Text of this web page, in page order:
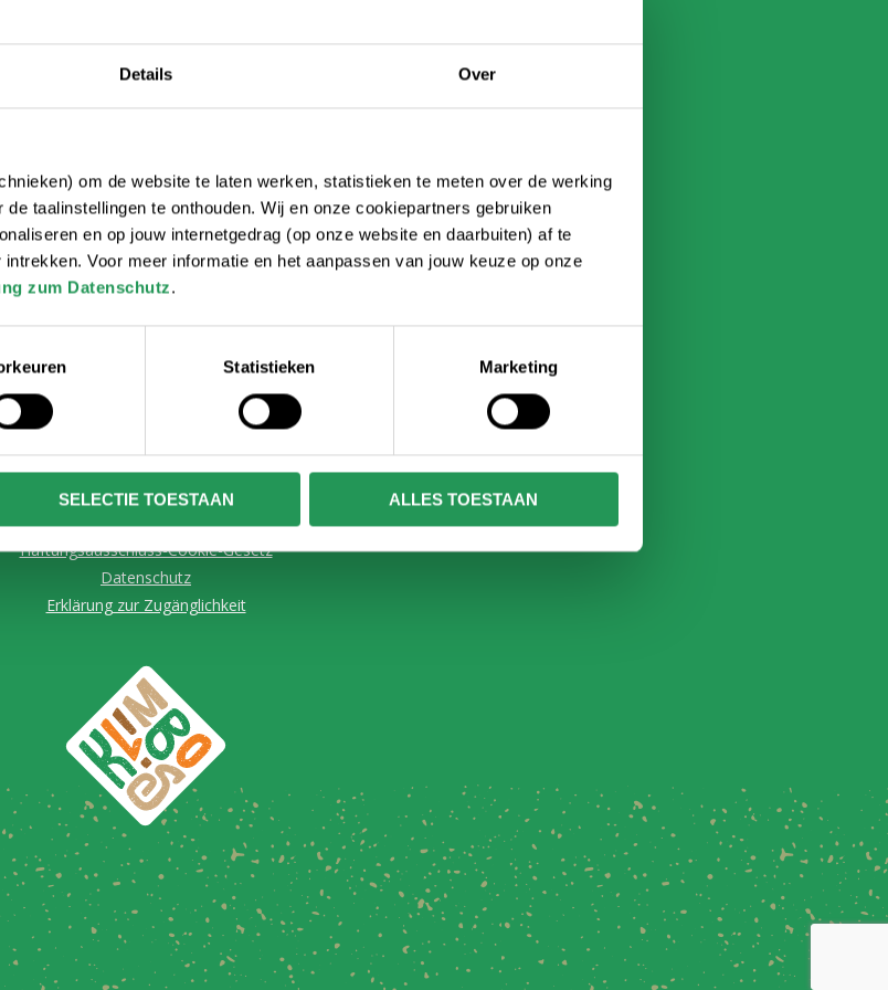
Details Over
om de website te laten werken, statistieken te meten over de werking
taalinstellingen te onthouden. Wij en onze cookiepartners gebruiken
en op jouw internetgedrag (op onze website en daarbuiten) af te
Voor meer informatie en het aanpassen van jouw keuze op onze
zum Datenschutz.
Statistieken Marketing
SELECTIE TOESTAAN ALLES TOESTAAN
Die Öffnungszeiten
Bedingungen und Konditionen
Häufig gestellte Fragen
Vorschriften
Bedingungen und Konditionen
Haftungsausschluss-Cookie-Gesetz
Datenschutz
Erklärung zur Zugänglichkeit